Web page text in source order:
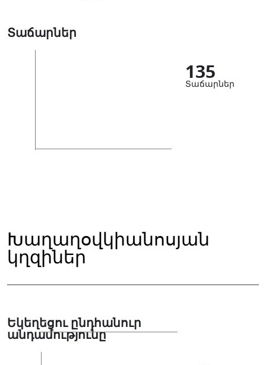
Տաճարներ
135
Տաճարներ
Խաղաղօվկիանոսյան
կղզիներ
Եկեղեցու ընդհանուր
անդամությունը